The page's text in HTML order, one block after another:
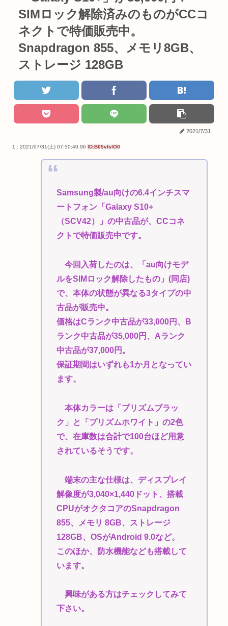
SIMロック解除済みのものがCCコ
ネクトで特価販売中。
Snapdragon 855、メモリ8GB、
ストレージ 128GB
2021/7/31
1 : 2021/07/31(土) 07:50:40.96 ID:B05vfsIO0
Samsung製/au向けの6.4インチスマ
ートフォン「Galaxy S10+
（SCV42）」の中古品が、CCコネ
クトで特価販売中です。
今回入荷したのは、「au向けモデ
ルをSIMロック解除したもの」(同店)
で、本体の状態が異なる3タイプの中
古品が販売中。
価格はCランク中古品が33,000円、B
ランク中古品が35,000円、Aランク
中古品が37,000円。
保証期間はいずれも1か月となってい
ます。
本体カラーは「プリズムブラッ
ク」と「プリズムホワイト」の2色
で、在庫数は合計で100台ほど用意
されているそうです。
端末の主な仕様は、ディスプレイ
解像度が3,040×1,440ドット、搭載
CPUがオクタコアのSnapdragon
855、メモリ 8GB、ストレージ
128GB、OSがAndroid 9.0など。
このほか、防水機能なども搭載して
います。
興味がある方はチェックしてみて
下さい。